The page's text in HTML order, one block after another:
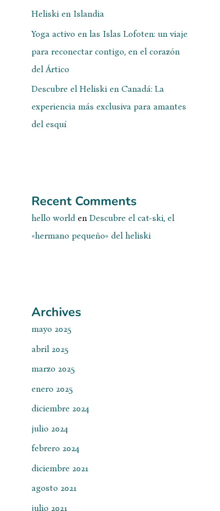
Heliski en Islandia
Yoga activo en las Islas Lofoten: un viaje
para reconectar contigo, en el corazón
del Ártico
Descubre el Heliski en Canadá: La
experiencia más exclusiva para amantes
del esquí
Recent Comments
hello worlden Descubre el cat-ski, el
«hermano pequeño» del heliski
Archives
mayo 2025
abril 2025
marzo 2025
enero 2025
diciembre 2024
julio 2024
febrero 2024
diciembre 2021
agosto 2021
julio 2021